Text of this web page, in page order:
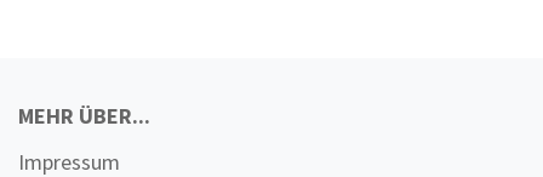
MEHR ÜBER...
Impressum